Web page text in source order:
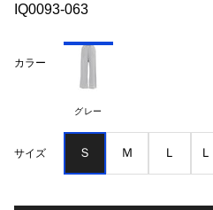
IQ0093-063
カラー
グレー
サイズ Ｓ Ｍ Ｌ